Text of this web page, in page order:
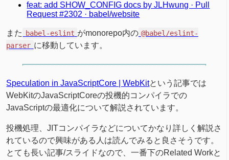
feat: add SHOW_CONFIG docs by JLHwung · Pull
Request #2302 · babel/website
また babel-eslint がmonorepo内の @babel/eslint-
parser に移動しています。
Speculation in JavaScriptCore | WebKitという記事では
WebKitのJavaScriptCoreの投機的コンパイラでの
JavaScriptの最適化について解説されています。
投機処理、JITコンパイラなどについてかなり詳しく解説さ
れているので興味がある人は読んでみると良さそうです。
とても長い記事/スライドなので、一番下のRelated Workと